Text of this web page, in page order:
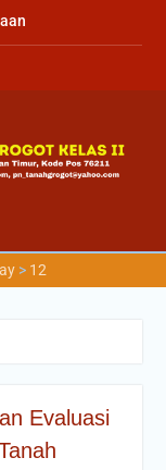
Hari
> 12
Evaluasi